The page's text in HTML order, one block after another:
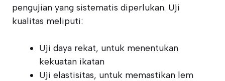
pengujian yang sistematis diperlukan. Uji
kualitas meliputi:
Uji daya rekat, untuk menentukan
kekuatan ikatan
Uji elastisitas, untuk memastikan lem